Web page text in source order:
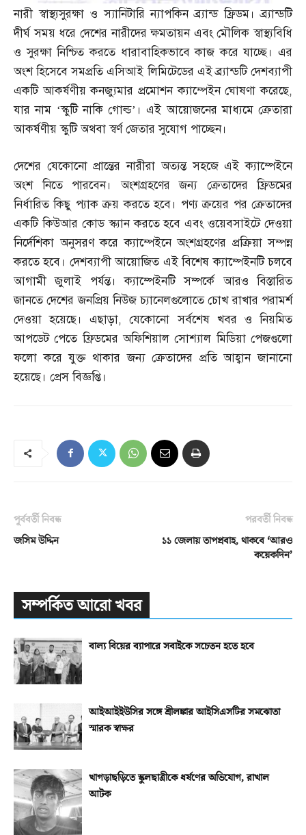
নারী স্বাস্থ্যসুরক্ষা ও স্যানিটারি ন্যাপকিন ব্র্যান্ড ফ্রিডম। ব্র্যান্ডটি
দীর্ঘ সময় ধরে দেশের নারীদের ক্ষমতায়ন এবং মৌলিক স্বাস্থ্যবিধি
ও সুরক্ষা নিশ্চিত করতে ধারাবাহিকভাবে কাজ করে যাচ্ছে। এর
অংশ হিসেবে সমপ্রতি এসিআই লিমিটেডের এই ব্র্যান্ডটি দেশব্যাপী
একটি আকর্ষণীয় কনজ্যুমার প্রমোশন ক্যাম্পেইন ঘোষণা করেছে,
যার নাম ‘স্কুটি নাকি গোল্ড’। এই আয়োজনের মাধ্যমে ক্রেতারা
আকর্ষণীয় স্কুটি অথবা স্বর্ণ জেতার সুযোগ পাচ্ছেন।
দেশের যেকোনো প্রান্তের নারীরা অত্যন্ত সহজে এই ক্যাম্পেইনে
অংশ নিতে পারবেন। অংশগ্রহণের জন্য ক্রেতাদের ফ্রিডমের
নির্ধারিত কিছু প্যাক ক্রয় করতে হবে। পণ্য ক্রয়ের পর ক্রেতাদের
একটি কিউআর কোড স্ক্যান করতে হবে এবং ওয়েবসাইটে দেওয়া
নির্দেশিকা অনুসরণ করে ক্যাম্পেইনে অংশগ্রহণের প্রক্রিয়া সম্পন্ন
করতে হবে। দেশব্যাপী আয়োজিত এই বিশেষ ক্যাম্পেইনটি চলবে
আগামী জুলাই পর্যন্ত। ক্যাম্পেইনটি সম্পর্কে আরও বিস্তারিত
জানতে দেশের জনপ্রিয় নিউজ চ্যানেলগুলোতে চোখ রাখার পরামর্শ
দেওয়া হয়েছে। এছাড়া,যেকোনো সর্বশেষ খবর ও নিয়মিত
আপডেট পেতে ফ্রিডমের অফিশিয়াল সোশ্যাল মিডিয়া পেজগুলো
ফলো করে যুক্ত থাকার জন্য ক্রেতাদের প্রতি আহ্বান জানানো
হয়েছে। প্রেস বিজ্ঞপ্তি।
পূর্ববর্তী নিবন্ধ
জসিম উদ্দিন
পরবর্তী নিবন্ধ
১১ জেলায় তাপপ্রবাহ, থাকবে ‘আরও
কয়েকদিন’
সম্পর্কিত আরো খবর
বাল্য বিয়ের ব্যাপারে সবাইকে সচেতন হতে হবে
আইআইইউসির সঙ্গে শ্রীলঙ্কার আইসিএসটির সমঝোতা
স্মারক স্বাক্ষর
খাগড়াছড়িতে স্কুলছাত্রীকে ধর্ষণের অভিযোগ, রাখাল
আটক